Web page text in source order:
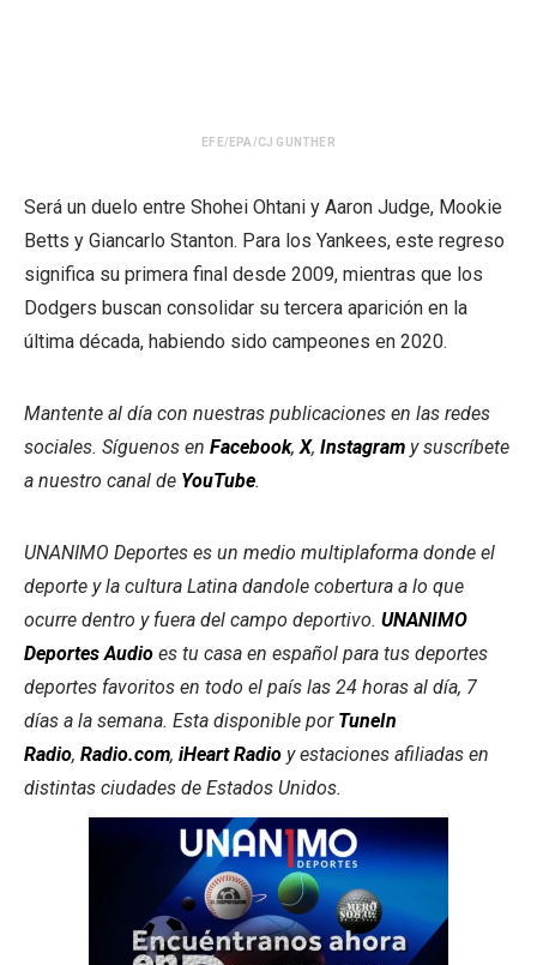
EFE/EPA/CJ GUNTHER
Será un duelo entre Shohei Ohtani y Aaron Judge, Mookie
Betts y Giancarlo Stanton. Para los Yankees, este regreso
significa su primera final desde 2009, mientras que los
Dodgers buscan consolidar su tercera aparición en la
última década, habiendo sido campeones en 2020.
Mantente al día con nuestras publicaciones en las redes
sociales. Síguenos en Facebook,X, Instagram y suscríbete
a nuestro canal de YouTube.
UNANIMO Deportes es un medio multiplaforma donde el
deporte y la cultura Latina dandole cobertura a lo que
ocurre dentro y fuera del campo deportivo. UNANIMO
Deportes Audio es tu casa en español para tus deportes
deportes favoritos en todo el país las 24 horas al día, 7
días a la semana. Esta disponible por TuneIn
Radio, Radio.com, iHeart Radio y estaciones afiliadas en
distintas ciudades de Estados Unidos.